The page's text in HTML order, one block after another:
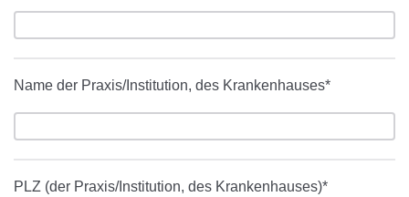
Name der Praxis/Institution, des Krankenhauses*
PLZ (der Praxis/Institution, des Krankenhauses)*